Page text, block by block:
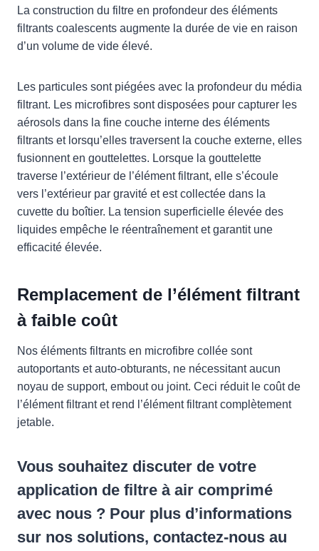
La construction du filtre en profondeur des éléments
filtrants coalescents augmente la durée de vie en raison
d’un volume de vide élevé.
Les particules sont piégées avec la profondeur du média
filtrant. Les microfibres sont disposées pour capturer les
aérosols dans la fine couche interne des éléments
filtrants et lorsqu’elles traversent la couche externe, elles
fusionnent en gouttelettes. Lorsque la gouttelette
traverse l’extérieur de l’élément filtrant, elle s’écoule
vers l’extérieur par gravité et est collectée dans la
cuvette du boîtier. La tension superficielle élevée des
liquides empêche le réentraînement et garantit une
efficacité élevée.
Remplacement de l’élément filtrant
à faible coût
Nos éléments filtrants en microfibre collée sont
autoportants et auto-obturants, ne nécessitant aucun
noyau de support, embout ou joint. Ceci réduit le coût de
l’élément filtrant et rend l’élément filtrant complètement
jetable.
Vous souhaitez discuter de votre
application de filtre à air comprimé
avec nous ? Pour plus d’informations
sur nos solutions, contactez-nous au